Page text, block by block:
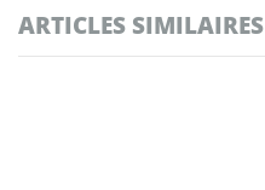
ARTICLES SIMILAIRES